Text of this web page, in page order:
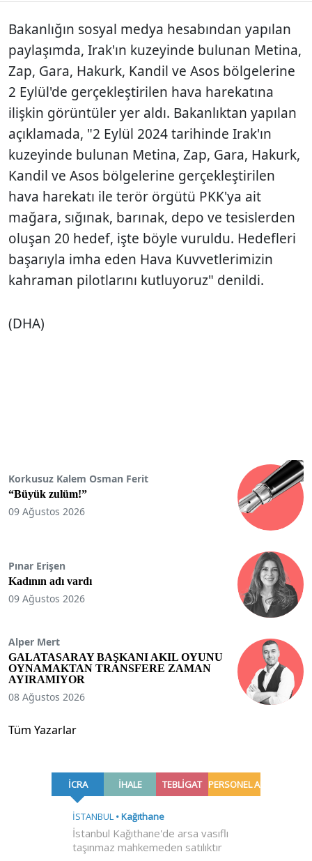
Bakanlığın sosyal medya hesabından yapılan
paylaşımda, Irak'ın kuzeyinde bulunan Metina,
Zap, Gara, Hakurk, Kandil ve Asos bölgelerine
2 Eylül'de gerçekleştirilen hava harekatına
ilişkin görüntüler yer aldı. Bakanlıktan yapılan
açıklamada, "2 Eylül 2024 tarihinde Irak'ın
kuzeyinde bulunan Metina, Zap, Gara, Hakurk,
Kandil ve Asos bölgelerine gerçekleştirilen
hava harekatı ile terör örgütü PKK'ya ait
mağara, sığınak, barınak, depo ve tesislerden
oluşan 20 hedef, işte böyle vuruldu. Hedefleri
başarıyla imha eden Hava Kuvvetlerimizin
kahraman pilotlarını kutluyoruz" denildi.
(DHA)
Korkusuz Kalem Osman Ferit
“Büyük zulüm!”
09 Ağustos 2026
Pınar Erişen
Kadının adı vardı
09 Ağustos 2026
Alper Mert
GALATASARAY BAŞKANI AKIL OYUNU
OYNAMAKTAN TRANSFERE ZAMAN
AYIRAMIYOR
08 Ağustos 2026
Tüm Yazarlar